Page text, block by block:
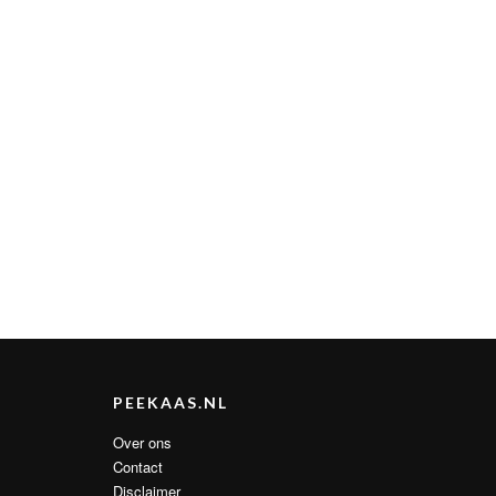
PEEKAAS.NL
Over ons
Contact
Disclaimer